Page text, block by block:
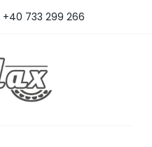
+40 733 299 266